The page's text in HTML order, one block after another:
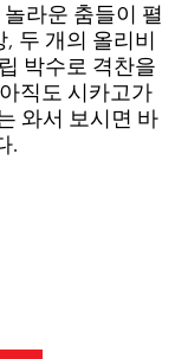
라운 춤들이 펼
두 개의 올리비
박수로 격찬을
직도 시카고가
와서 보시면 바
.